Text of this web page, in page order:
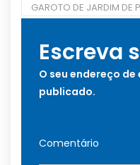
GAROTO DE JARDIM DE
Escreva
O seu endereço
publicado.
Comentário